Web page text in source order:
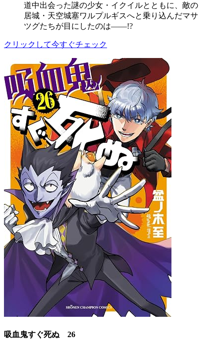
道中出会った謎の少女・イクイルとともに、敵の
居城・天空城塞ワルプルギスへと乗り込んだマサ
ツグたちが目にしたのは――!?
クリックして今すぐチェック
吸血鬼すぐ死ぬ 26